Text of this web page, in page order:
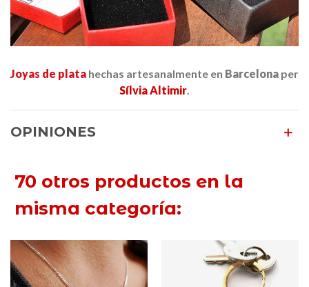
Joyas de plata hechas artesanalmente en Barcelona per
Sílvia Altimir.
OPINIONES
70 otros productos en la
misma categoría: